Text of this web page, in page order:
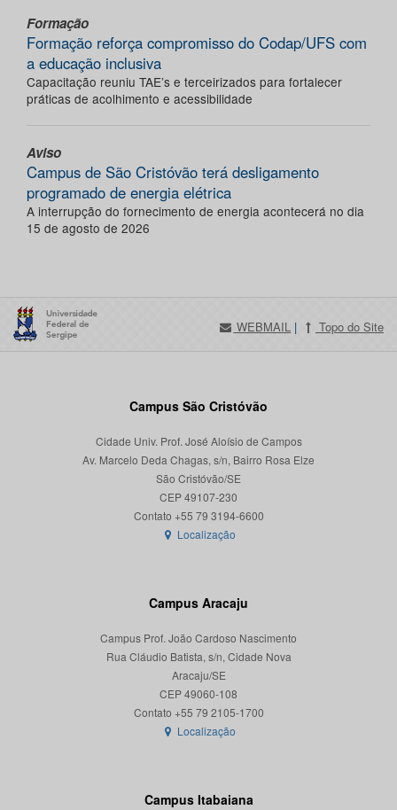
Formação
Formação reforça compromisso do Codap/UFS com
a educação inclusiva
Capacitação reuniu TAE’s e terceirizados para fortalecer
práticas de acolhimento e acessibilidade
Aviso
Campus de São Cristóvão terá desligamento
programado de energia elétrica
A interrupção do fornecimento de energia acontecerá no dia
15 de agosto de 2026
WEBMAIL | Topo do Site
Campus São Cristóvão
Cidade Univ. Prof. José Aloísio de Campos
Av. Marcelo Deda Chagas, s/n, Bairro Rosa Elze
São Cristóvão/SE
CEP 49107-230
Localização
Campus Aracaju
Campus Prof. João Cardoso Nascimento
Rua Cláudio Batista, s/n, Cidade Nova
Aracaju/SE
CEP 49060-108
Localização
Campus Itabaiana